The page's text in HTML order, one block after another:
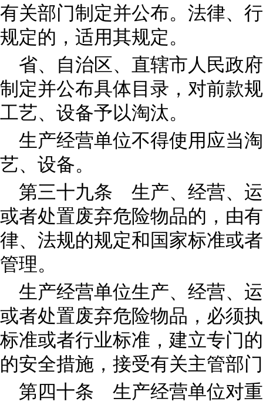
有关部门制定并公布。法律、
规定的，适用其规定。
省、自治区、直辖市人民政
制定并公布具体目录，对前款
工艺、设备予以淘汰。
生产经营单位不得使用应当
艺、设备。
第三十九条 生产、经营、
或者处置废弃危险物品的，由
律、法规的规定和国家标准或
管理。
生产经营单位生产、经营、
或者处置废弃危险物品，必须
标准或者行业标准，建立专门
的安全措施，接受有关主管部
第四十条 生产经营单位对